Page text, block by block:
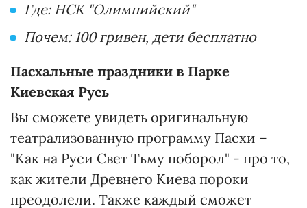
Где: НСК "Олимпийский"
Почем: 100 гривен, дети бесплатно
Пасхальные праздники в Парке
Киевская Русь
Вы сможете увидеть оригинальную
театрализованную программу Пасхи –
"Как на Руси Свет Тьму поборол" - про то,
как жители Древнего Киева пороки
преодолели. Также каждый сможет